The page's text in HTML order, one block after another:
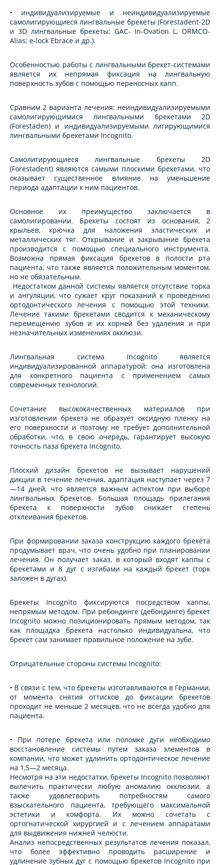
• индивидуализируемые и неиндивидуализируемые
самолигирующиеся лингвальные брекеты (Forestadent-2D
и 3D лингвальные брекеты; GAC- In-Ovation L, ORMCO-
Alias; e-lock Ebrace и др.).
Особенностью работы с лингвальными брекет-системами
является их непрямая фиксация на лингвальную
поверхность зубов с помощью переносных капп.
Сравним 2 варианта лечения: неиндивидуализируемыми
самолигирующимися лингвальными брекетами 2D
(Forestaden) и индивидуализируемыми лигирующимися
лингвальными брекетами Incognito.
Самолигирующиеся лингвальные брекеты 2D
(Forestadent) являются самыми плоскими брекетами, что
оказывает существенное влияние на уменьшение
периода адаптации к ним пациентов.
Основное их преимущество заключается в
самолигировании. Брекеты состоят из основания, 2
крыльев, крючка для наложения эластических и
металлических тяг. Открывание и закрывание брекета
производится с помощью специального инструмента.
Возможна прямая фиксация брекетов в полости рта
пациента, что также является положительным моментом,
но не обязательным.
Недостатком данной системы является отсутствие торка
и ангуляции, что сужает круг показаний к проведению
ортодонтического лечения с помощью этой техники.
Лечение такими брекетами сводится к механическому
перемещению зубов и их корней без удаления и при
незначительных изменениях окклюзи.
Лингвальная система Incognito является
индивидуализированной аппаратурой: она изготовлена
для конкретного пациента с применением самых
современных технологий.
Сочетание высококачественных материалов при
изготовлении брекета не образует оксидную пленку на
его поверхности и поэтому не требует дополнительной
обработки, что, в свою очередь, гарантирует высокую
точность паза брекета Incognito.
Плоский дизайн брекетов не вызывает нарушений
дикции в течение лечения, адаптация наступает через 7
—14 дней, что является важным аспектом при выборе
лингвальных брекетов. Большая площадь прилегания
брекета к поверхности зубов снижает степень
отклеивания брекетов.
При формировании заказа конструкцию каждого брекета
продумывает врач, что очень удобно при планировании
лечения. Он получает заказ, в который входят каппы с
брекетами и 8 дуг с изгибами на каждый брекет (торк
заложен в дугах).
Брекеты Incognito фиксируются посредством каппы,
непрямым методом. При ребондинге (дебондинге) брекет
Incognito можно позиционировать прямым методом, так
как площадка брекета настолько индивидуальна, что
брекет сам занимает правильное положение на зубе.
Отрицательные стороны системы Incognito:
• В связи с тем, что брекеты изготавливаются в Германии,
от момента снятия оттисков до фиксации брекетов
проходит не меньше 2 месяцев, что не всегда удобно для
пациента.
• При потере брекета или поломке дуги необходимо
восстановление системы путем заказа элементов в
компании, что может удлинить ортодонтическое лечение
на 1,5—2 месяца.
Несмотря на эти недостатки, брекеты Incognito позволяют
вылечить практически любую аномалию окклюзии, а
также удовлетворить потребностям самого
взыскательного пациента, требующего максимальной
эстетики и комфорта. Их можно сочетать с
ортогнатической хирургией и с лечением аппаратами
для выдвижения нижней челюсти.
Анализ непосредственных результатов лечения показал,
что более эффективно проводить расширение и
удлинение зубных дуг с помощью брекетов Incognito при